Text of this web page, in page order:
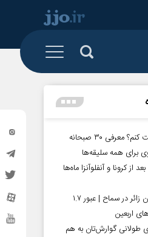
صبحانه چی درست کنم؟ معرفی ۳۰ صبحانه
برای همه سلیقه‌ها
از کرونا و آنفلوآنزا ماه‌ها
ثبت‌نام ۲.۵ میلیون زائر در سماح | عبور ۱.۷
اربعین
طولانی گوارش‌تان به هم